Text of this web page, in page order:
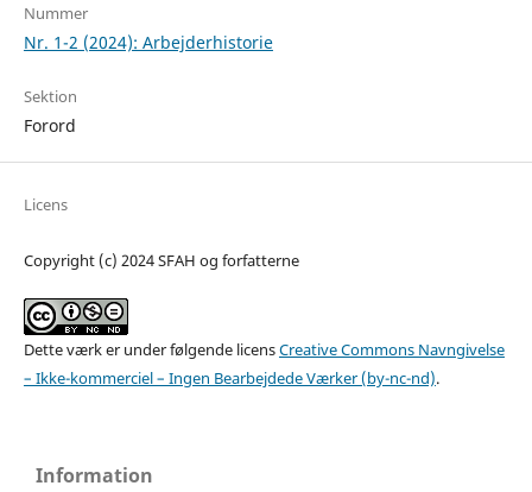
Nummer
Nr. 1-2 (2024): Arbejderhistorie
Sektion
Forord
Licens
Copyright (c) 2024 SFAH og forfatterne
Dette værk er under følgende licensCreative Commons Navngivelse
– Ikke-kommerciel – Ingen Bearbejdede Værker (by-nc-nd).
Information